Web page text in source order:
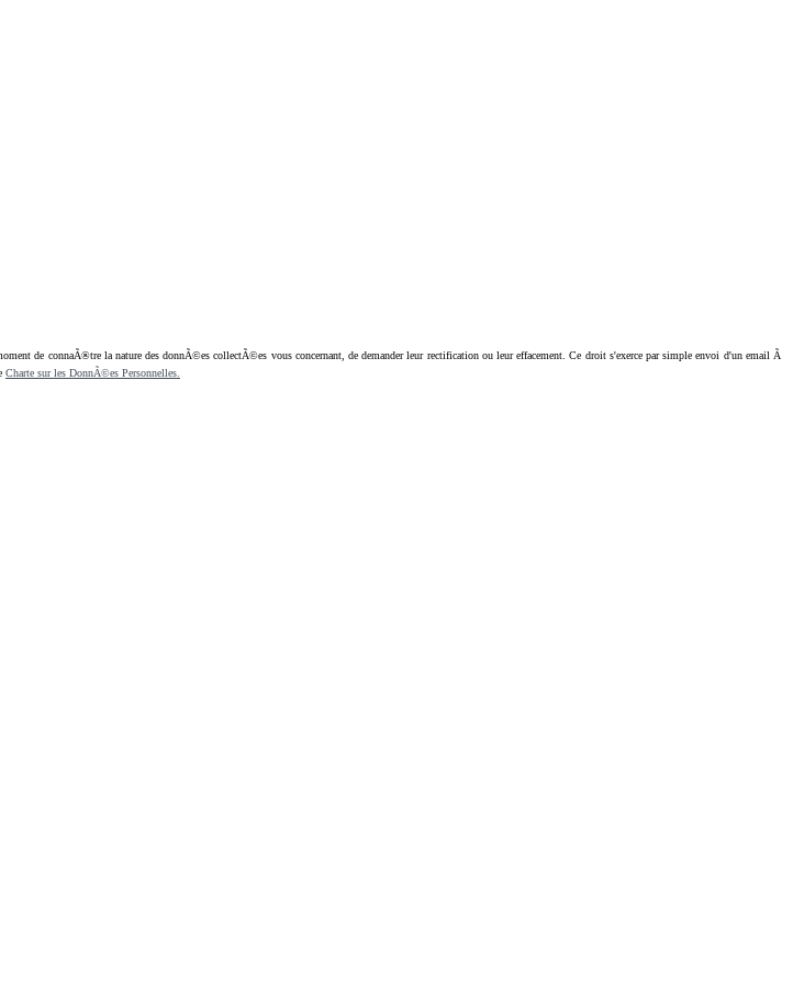
de connaÃ®tre la nature des donnÃ©es collectÃ©es vous concernant, de demander leur rectification ou leur effacement. Ce droit s'exerce par simple envoi d'un email Ã
Charte sur les DonnÃ©es Personnelles.